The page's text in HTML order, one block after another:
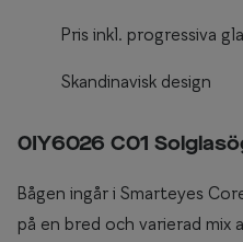
Pris inkl. progressiva
Skandinavisk design
0IY6026 C01
Bågen ingår i Smarteyes
på en bred och varierad